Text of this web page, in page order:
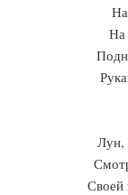
На
Лун,
Своей